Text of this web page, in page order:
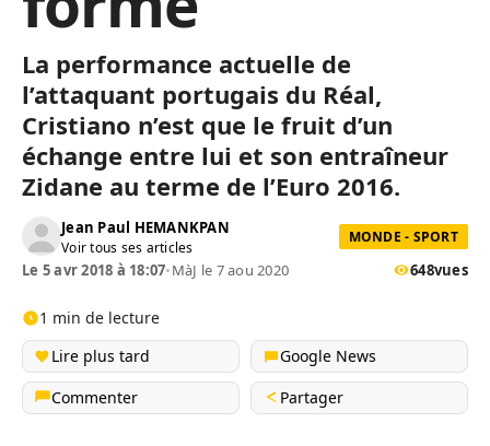
La performance actuelle de
l’attaquant portugais du Réal,
Cristiano n’est que le fruit d’un
échange entre lui et son entraîneur
Zidane au terme de l’Euro 2016.
Jean Paul HEMANKPAN
Voir tous ses articles
MONDE - SPORT
Le 5 avr 2018 à 18:07•MàJ le 7 aou 2020 648vues
1 min de lecture
Lire plus tard
Google News
Commenter
Partager